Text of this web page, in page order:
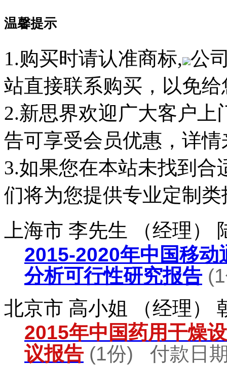
温馨提示
1.购买时请认准商标, 公
站直接联系购买，以免
2.新思界欢迎广大客户
告可享受会员优惠，详
3.如果您在本站未找到
们将为您提供专业定制类
上海市 李先生 （经理）
2015-2020年中国移
分析可行性研究报告(1
北京市 高小姐 （经理）
2015年中国药用干燥
议报告 (1份) 付款日